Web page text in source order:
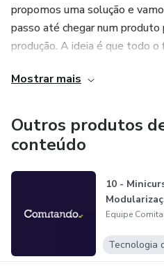
propomos uma solução e
passo até chegar num
produção. A ideia é que todo
com o dia a dia de um time ágil
Mostrar mais
Outros produtos
conteúdo
10 -
Equipe